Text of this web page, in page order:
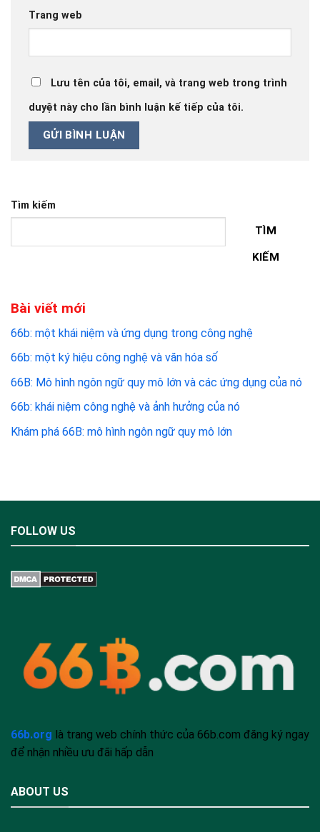
Trang web
Lưu tên của tôi, email, và trang web trong trình
duyệt này cho lần bình luận kế tiếp của tôi.
Tìm kiếm
TÌM
KIẾM
Bài viết mới
66b: một khái niệm và ứng dụng trong công nghệ
66b: một ký hiệu công nghệ và văn hóa số
66B: Mô hình ngôn ngữ quy mô lớn và các ứng dụng của nó
66b: khái niệm công nghệ và ảnh hưởng của nó
Khám phá 66B: mô hình ngôn ngữ quy mô lớn
FOLLOW US
66b.org là trang web chính thức của 66b.com đăng ký ngay
để nhận nhiều ưu đãi hấp dẫn
ABOUT US